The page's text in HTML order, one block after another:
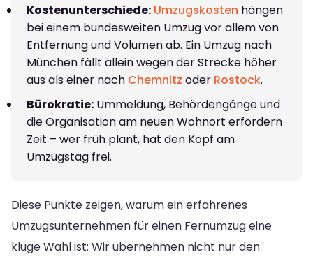
Kostenunterschiede: Umzugskosten hängen
bei einem bundesweiten Umzug vor allem von
Entfernung und Volumen ab. Ein Umzug nach
München fällt allein wegen der Strecke höher
aus als einer nach Chemnitz oder Rostock.
Bürokratie: Ummeldung, Behördengänge und
die Organisation am neuen Wohnort erfordern
Zeit – wer früh plant, hat den Kopf am
Umzugstag frei.
Diese Punkte zeigen, warum ein erfahrenes
Umzugsunternehmen für einen Fernumzug eine
kluge Wahl ist: Wir übernehmen nicht nur den